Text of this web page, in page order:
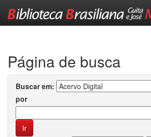
Página de busca
Buscar em:
por